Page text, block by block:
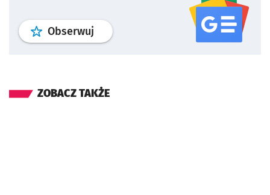
Obserwuj profil serwisu
ZOBACZ TAKŻE